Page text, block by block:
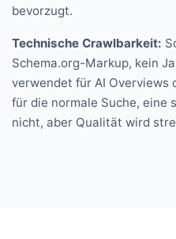
bevorzugt.
Technische Crawlbarkeit:
Schema.org-Markup, kein
verwendet für AI Overviews
für die normale Suche, eine
nicht, aber Qualität wird